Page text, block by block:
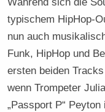
typischem HipHop-
nun auch
Funk, HipHop und
ersten beiden
wenn Trompeter
„Passport P“